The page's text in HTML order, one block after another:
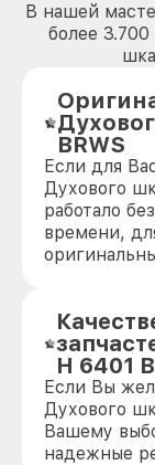
В нашей
более
BRWS
Если для
Духового
работало
времени,
H 6401
Если Вы
Духового
Вашему
надежные